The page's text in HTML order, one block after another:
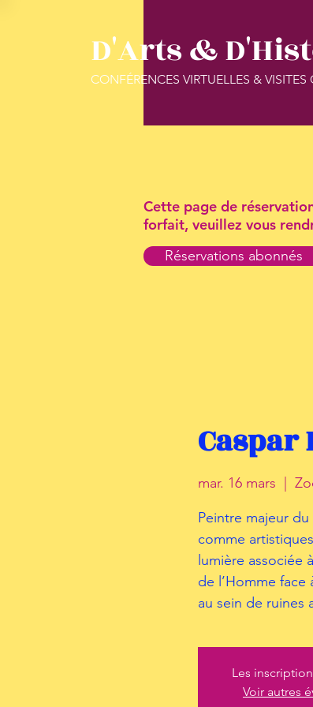
D'Arts &
CONFÉRENCES VIRTUELLES & VISITES
Cette page de
forfait, veuillez vous
Réservations abonnés
mar. 16 mars
Peintre majeur
comme
lumière associée
de l’Homme
au sein de ruines
Les
Voir autres